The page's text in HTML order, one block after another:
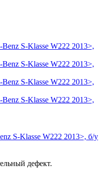
S-Klasse W222 2013>, б/у
дефект.